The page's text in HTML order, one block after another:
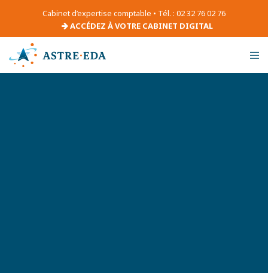
Cabinet d’expertise comptable • Tél. : 02 32 76 02 76
ACCÉDEZ À VOTRE CABINET DIGITAL